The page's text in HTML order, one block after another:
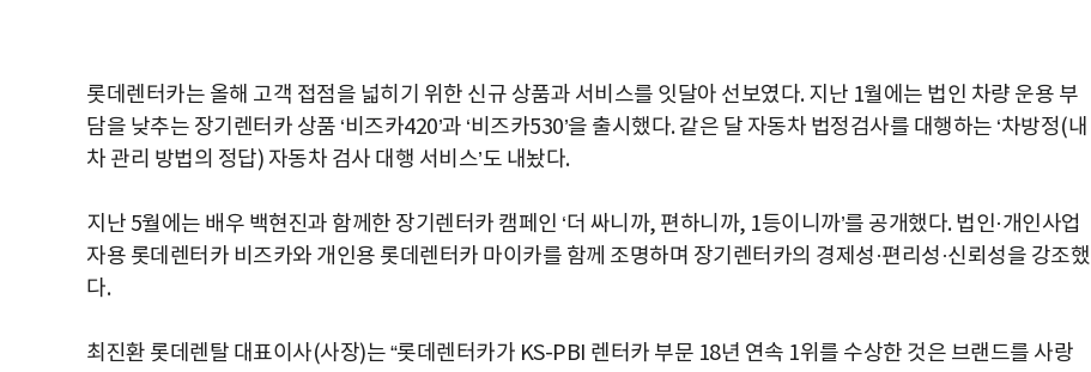
롯데렌터카는 올해 고객 접점을 넓히기 위한 신규 상품과 서비스를 잇달아 선보였다. 지난 1월에는 법인 차량 운용 부
담을 낮추는 장기렌터카 상품 ‘비즈카420’과 ‘비즈카530’을 출시했다. 같은 달 자동차 법정검사를 대행하는 ‘차방정(내
차 관리 방법의 정답) 자동차 검사 대행 서비스’도 내놨다.
지난 5월에는 배우 백현진과 함께한 장기렌터카 캠페인 ‘더 싸니까, 편하니까, 1등이니까’를 공개했다. 법인·개인사업
자용 롯데렌터카 비즈카와 개인용 롯데렌터카 마이카를 함께 조명하며 장기렌터카의 경제성·편리성·신뢰성을 강조했
다.
최진환 롯데렌탈 대표이사(사장)는 “롯데렌터카가 KS-PBI 렌터카 부문 18년 연속 1위를 수상한 것은 브랜드를 사랑